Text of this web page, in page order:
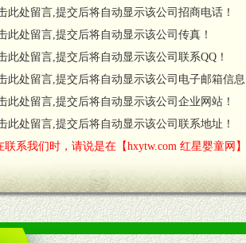
货政策。
调换政策。
对代理商负责的态度，我们将及时回复您的疑问
费者意见反馈，我们予以及时受理记录并合理妥
您诊断、分析市场，及时收编销售效果显着的
售渠道。
的流通渠道，孕婴童渠道，医药渠道并为之提
此处留言,提交后将自动显示该公司招商电话！
此处留言,提交后将自动显示该公司传真！
此处留言,提交后将自动显示该公司联系QQ！
此处留言,提交后将自动显示该公司电子邮箱信息
此处留言,提交后将自动显示该公司企业网站！
此处留言,提交后将自动显示该公司联系地址！
系我们时，请说是在【hxytw.com 红星婴童网